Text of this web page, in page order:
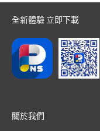
全新體驗 立即下載
關於我們